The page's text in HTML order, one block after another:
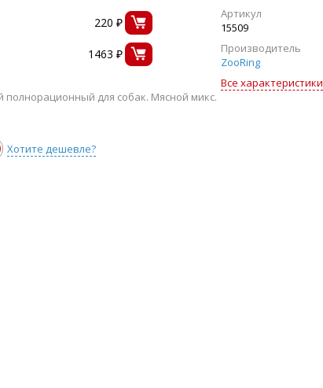
220 ₽
1463 ₽
Артикул
15509
Производитель
ZooRing
Все характеристики
для собак. Мясной микс.
Хотите дешевле?